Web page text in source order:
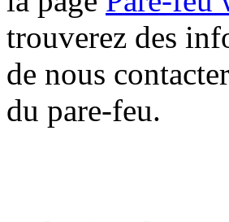
trouverez des
de nous
du pare-feu.